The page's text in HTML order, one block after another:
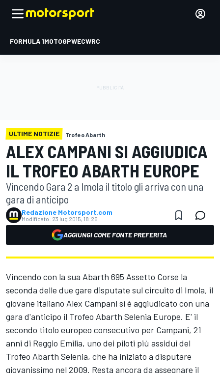
FORMULA 1MOTOGPWECWRC
ULTIME NOTIZIE Trofeo Abarth
ALEX CAMPANI SI AGGIUDICA
IL TROFEO ABARTH EUROPE
Vincendo Gara 2 a Imola il titolo gli arriva con una
gara di anticipo
Redazione Motorsport.com
Modificato: 23 lug 2015, 18:25
AGGIUNGI COME FONTE PREFERITA
Vincendo con la sua Abarth 695 Assetto Corse la
seconda delle due gare disputate sul circuito di Imola, il
giovane italiano Alex Campani si è aggiudicato con una
gara d'anticipo il Trofeo Abarth Selenia Europe. E' il
secondo titolo europeo consecutivo per Campani, 21
anni di Reggio Emilia, uno dei piloti più assidui del
Trofeo Abarth Selenia, che ha iniziato a disputare
giovanissimo nel 2009. Resta ancora da assegnare il